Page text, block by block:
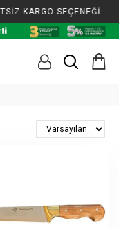
KARGO SEÇENEĞİ.